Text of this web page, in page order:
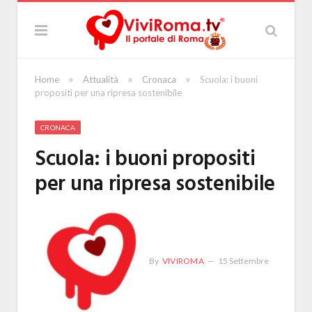
Home » Attualità » Cronaca »
Scuola: i buoni
propositi per una ripresa sostenibile
CRONACA
Scuola: i buoni propositi
per una ripresa sostenibile
By VIVIROMA 15 Settembre